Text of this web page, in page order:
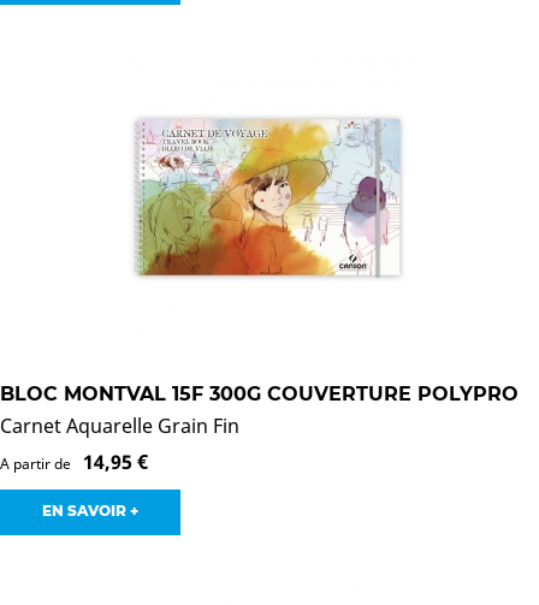
BLOC MONTVAL 15F 300G COUVERTURE POLYPRO
Carnet Aquarelle Grain Fin
A partir de 14,95 €
EN SAVOIR +